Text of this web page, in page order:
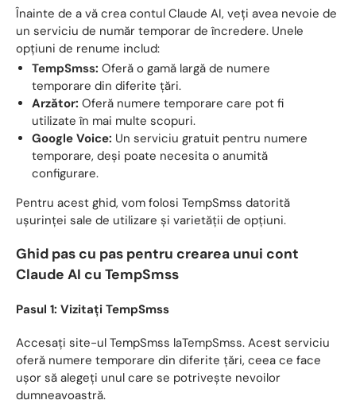
Înainte de a vă crea contul Claude AI, veți avea nevoie de
un serviciu de număr temporar de încredere. Unele
opțiuni de renume includ:
TempSmss: Oferă o gamă largă de numere
temporare din diferite țări.
Arzător: Oferă numere temporare care pot fi
utilizate în mai multe scopuri.
Google Voice: Un serviciu gratuit pentru numere
temporare, deși poate necesita o anumită
configurare.
Pentru acest ghid, vom folosi TempSmss datorită
ușurinței sale de utilizare și varietății de opțiuni.
Ghid pas cu pas pentru crearea unui cont
Claude AI cu TempSmss
Pasul 1: Vizitați TempSmss
Accesați site-ul TempSmss laTempSmss. Acest serviciu
oferă numere temporare din diferite țări, ceea ce face
ușor să alegeți unul care se potrivește nevoilor
dumneavoastră.